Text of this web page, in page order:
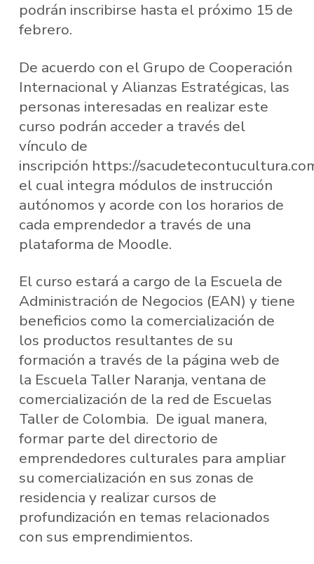
podrán inscribirse hasta el próximo 15 de
febrero.
De acuerdo con el Grupo de Cooperación
Internacional y Alianzas Estratégicas, las
personas interesadas en realizar este
curso podrán acceder a través del
vínculo de
inscripción https://
el cual integra módulos de instrucción
autónomos y acorde con los horarios de
cada emprendedor a través de una
plataforma de Moodle.
El curso estará a cargo de la Escuela de
Administración de Negocios (EAN) y tiene
beneficios como la comercialización de
los productos resultantes de su
formación a través de la página web de
la Escuela Taller Naranja, ventana de
comercialización de la red de Escuelas
Taller de Colombia. De igual manera,
formar parte del directorio de
emprendedores culturales para ampliar
su comercialización en sus zonas de
residencia y realizar cursos de
profundización en temas relacionados
con sus emprendimientos.